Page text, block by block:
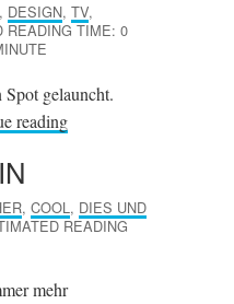
, DESIGN, TV,
READING TIME: 0
Spot gelauncht.
reading
, COOL, DIES UND
READING
mehr